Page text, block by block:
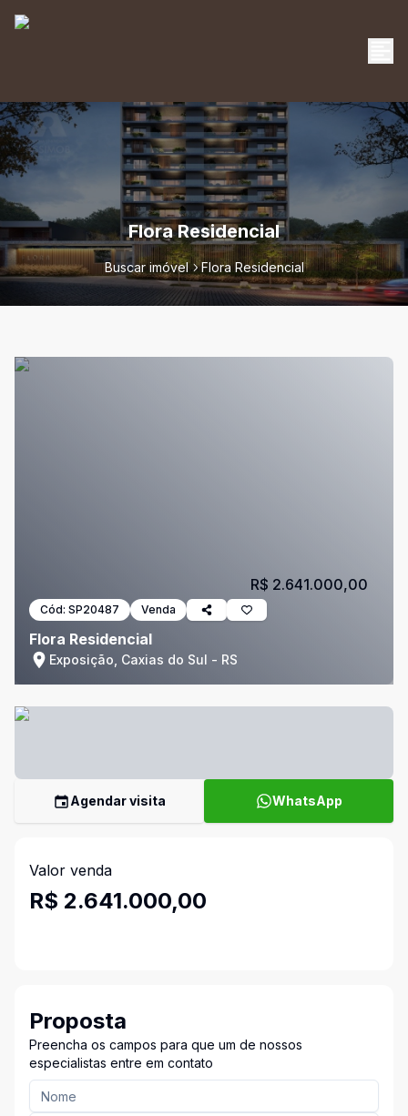
Flora Residencial
Buscar imóvel Flora Residencial
Cód: SP20487 Venda
Flora Residencial
Exposição, Caxias do Sul - RS
R$ 2.641.000,00
Agendar visita WhatsApp
Valor venda
R$ 2.641.000,00
Proposta
Preencha os campos para que um de nossos
especialistas entre em contato